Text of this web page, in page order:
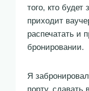
того, кто
приходит
распечатать и
бронировании.
Я